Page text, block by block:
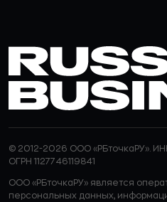
© 2012-2026 ООО «РБточкаРУ».
ОГРН 1127746119841
ООО «РБточкаРУ» является
персональных данных,